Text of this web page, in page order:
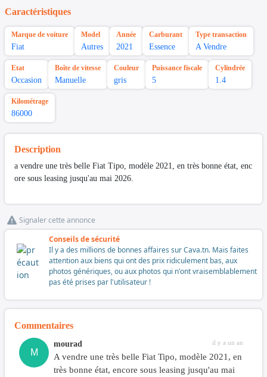
Caractéristiques
Marque de voiture
Fiat
Model
Autres
Année
2021
Carburant
Essence
Type transaction
A Vendre
Etat
Occasion
Boîte de vitesse
Manuelle
Couleur
gris
Puissance fiscale
5
Cylindrée
1.4
Kilométrage
86000
Description
a vendre une très belle Fiat Tipo, modèle 2021, en très bonne état, enc
ore sous leasing jusqu'au mai 2026.
Signaler cette annonce
Conseils de sécurité
Il y a des millions de bonnes affaires sur Cava.tn. Mais faites
attention aux biens qui ont des prix ridiculement bas, aux
photos génériques, ou aux photos qui n'ont vraisemblablement
pas été prises par l'utilisateur !
Commentaires
M
mourad il y a un an
A vendre une très belle Fiat Tipo, modèle 2021, en
très bonne état, encore sous leasing jusqu'au mai